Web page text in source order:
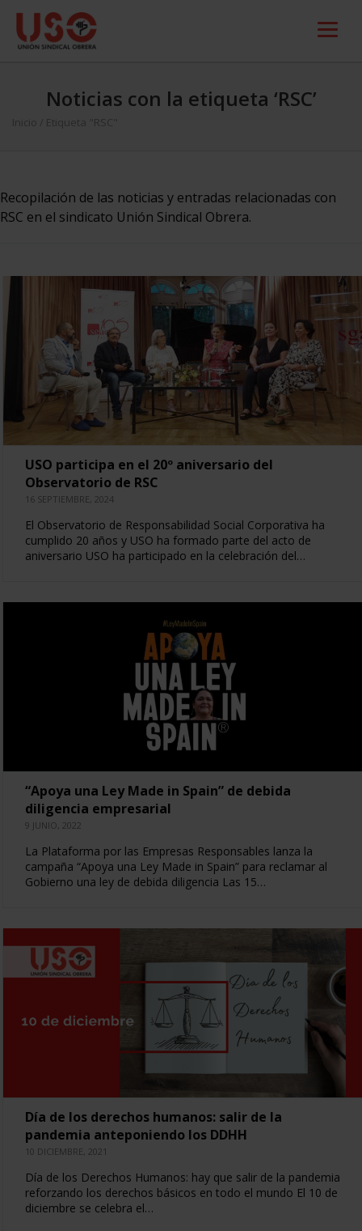
Noticias con la etiqueta ‘RSC’
Inicio Etiqueta "RSC"
Recopilación de las noticias y entradas relacionadas con
RSC en el sindicato Unión Sindical Obrera.
USO participa en el 20º aniversario del
Observatorio de RSC
16 SEPTIEMBRE, 2024
El Observatorio de Responsabilidad Social Corporativa ha
cumplido 20 años y USO ha formado parte del acto de
aniversario USO ha participado en la celebración del…
“Apoya una Ley Made in Spain” de debida
diligencia empresarial
9 JUNIO, 2022
La Plataforma por las Empresas Responsables lanza la
campaña “Apoya una Ley Made in Spain” para reclamar al
Gobierno una ley de debida diligencia Las 15…
Día de los derechos humanos: salir de la
pandemia anteponiendo los DDHH
10 DICIEMBRE, 2021
Día de los Derechos Humanos: hay que salir de la pandemia
reforzando los derechos básicos en todo el mundo El 10 de
diciembre se celebra el…